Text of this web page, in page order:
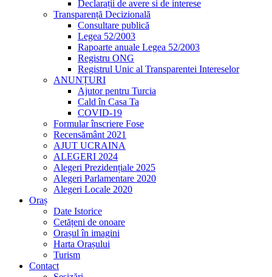
Declarații de avere si de interese
Transparență Decizională
Consultare publică
Legea 52/2003
Rapoarte anuale Legea 52/2003
Registru ONG
Registrul Unic al Transparentei Intereselor
ANUNȚURI
Ajutor pentru Turcia
Cald în Casa Ta
COVID-19
Formular înscriere Fose
Recensământ 2021
AJUT UCRAINA
ALEGERI 2024
Alegeri Prezidențiale 2025
Alegeri Parlamentare 2020
Alegeri Locale 2020
Oraș
Date Istorice
Cetățeni de onoare
Orașul în imagini
Harta Orașului
Turism
Contact